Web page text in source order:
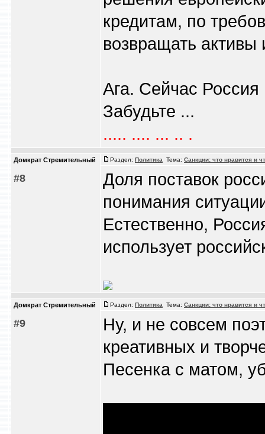
кредитам, по
возвращать активы
Ага. Сейчас
Забудьте ...
..... .... ... .. .
Домкрат Стремительный
#8
Раздел: Политика Тема: Санкции: что нравится и
Доля поставок
понимания
Естественно,
использует
Домкрат Стремительный
#9
Раздел: Политика Тема: Санкции: что нравится и
Ну, и не совсем
креативных и
Песенка с матом,